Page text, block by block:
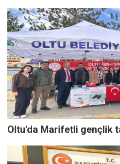
Oltu'da Marifetli gençlik